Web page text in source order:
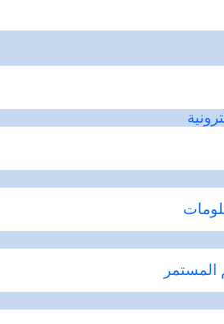
المستمر